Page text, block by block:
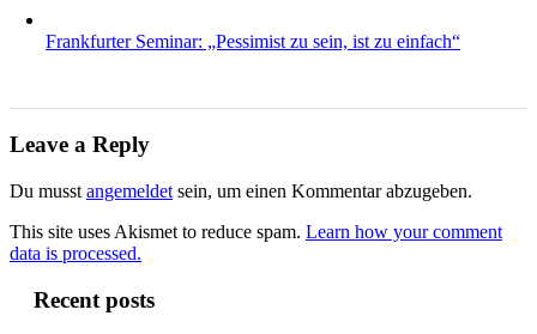
Frankfurter Seminar: „Pessimist zu sein, ist zu einfach“
Leave a Reply
Du musst angemeldet sein, um einen Kommentar abzugeben.
This site uses Akismet to reduce spam. Learn how your comment
data is processed.
Recent posts